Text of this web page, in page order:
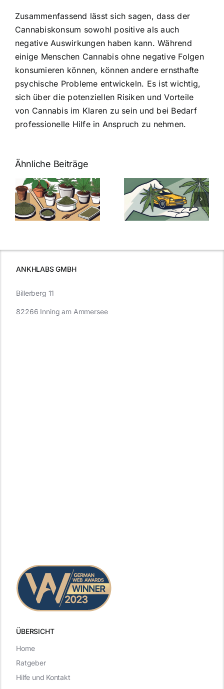
Zusammenfassend lässt sich sagen, dass der
Cannabiskonsum sowohl positive als auch
negative Auswirkungen haben kann. Während
einige Menschen Cannabis ohne negative Folgen
konsumieren können, können andere ernsthafte
psychische Probleme entwickeln. Es ist wichtig,
sich über die potenziellen Risiken und Vorteile
von Cannabis im Klaren zu sein und bei Bedarf
professionelle Hilfe in Anspruch zu nehmen.
Ähnliche Beiträge
Neue THC-
Grenzwert-
Regelung:
Was Sie über
Cannabis und
müssen
Cannabis
Samen
kaufen: Alles
was Sie
ANKHLABS GMBH
ÜBERSICHT
Billerberg 11
82266 Inning am Ammersee
Home
Ratgeber
Hilfe und Kontakt